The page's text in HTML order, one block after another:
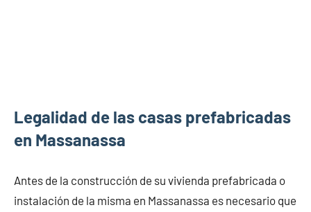
Legalidad de las casas prefabricadas
en Massanassa
Antes de la construcción de su vivienda prefabricada o
instalación de la misma en Massanassa es necesario que